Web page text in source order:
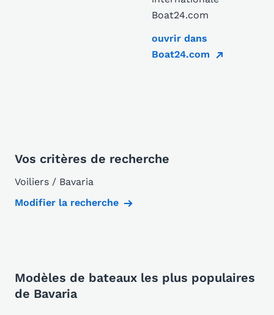
Boat24.com
ouvrir dans
Boat24.com
Vos critères de recherche
Voiliers / Bavaria
Modifier la recherche
Modèles de bateaux les plus populaires
de Bavaria